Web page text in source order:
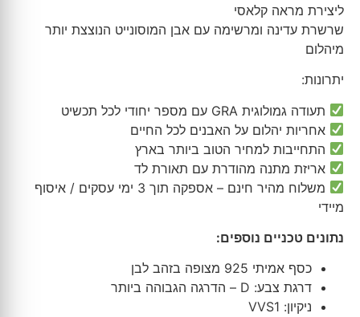
ליצירת מראה קלאסי
שרשרת עדינה ומרשימה עם אבן המוסונייט הנוצצת יותר
מיהלום
יתרונות:
תעודה גמולוגית GRA עם מספר יחודי לכל תכשיט
אחריות יהלום על האבנים לכל החיים
התחייבות למחיר הטוב ביותר בארץ
אריזת מתנה מהודרת עם תאורת לד
משלוח מהיר חינם – אספקה תוך 3 ימי עסקים / איסוף
מיידי
נתונים טכניים נוספים:
כסף אמיתי 925 מצופה בזהב לבן
דרגת צבע: D – הדרגה הגבוהה ביותר
ניקיון: VVS1